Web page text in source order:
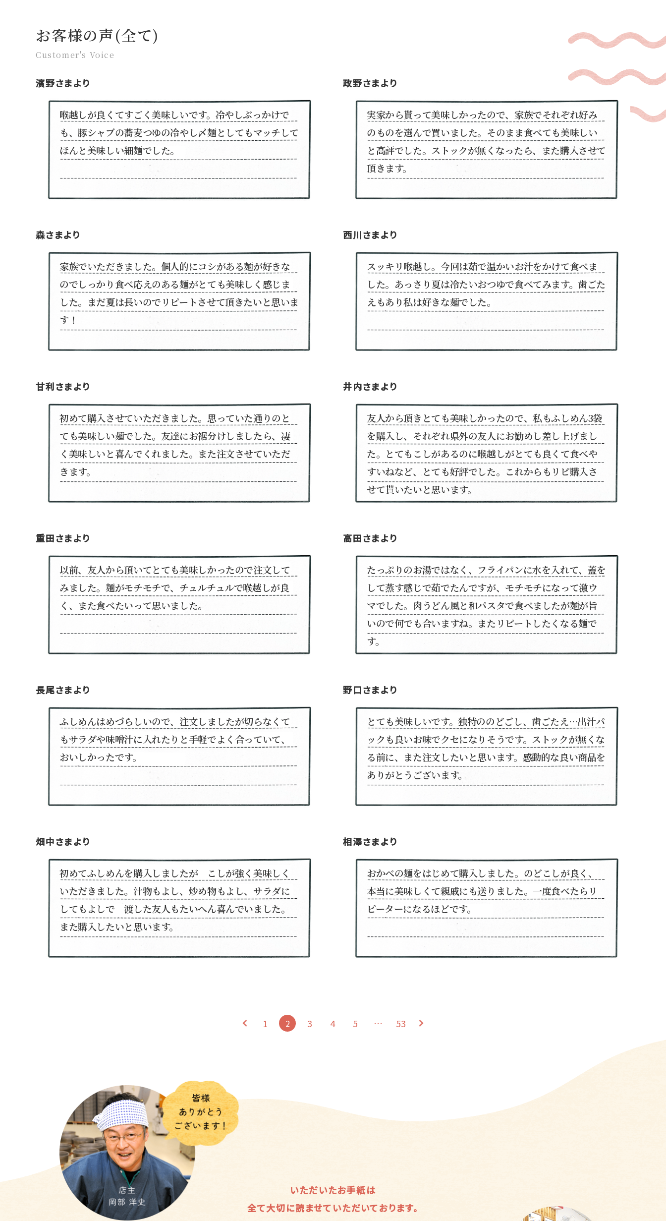
お客様の声(全て)
Customer's Voice
濱野さまより
喉越しが良くてすごく美味しいです。冷やしぶっかけで
も、豚シャブの蕎麦つゆの冷やし〆麺としてもマッチして
ほんと美味しい細麺でした。
政野さまより
実家から貰って美味しかったので、家族でそれぞれ好み
のものを選んで買いました。そのまま食べても美味しい
と高評でした。ストックが無くなったら、また購入させて
頂きます。
森さまより
家族でいただきました。個人的にコシがある麺が好きな
のでしっかり食べ応えのある麺がとても美味しく感じま
した。まだ夏は長いのでリピートさせて頂きたいと思いま
す！
西川さまより
スッキリ喉越し。今回は茹で温かいお汁をかけて食べま
した。あっさり夏は冷たいおつゆで食べてみます。歯ごた
えもあり私は好きな麺でした。
甘利さまより
初めて購入させていただきました。思っていた通りのと
ても美味しい麺でした。友達にお裾分けしましたら、凄
く美味しいと喜んでくれました。また注文させていただ
きます。
井内さまより
友人から頂きとても美味しかったので、私もふしめん3袋
を購入し、それぞれ県外の友人にお勧めし差し上げまし
た。とてもこしがあるのに喉越しがとても良くて食べや
すいねなど、とても好評でした。これからもリピ購入さ
せて貰いたいと思います。
重田さまより
以前、友人から頂いてとても美味しかったので注文して
みました。麺がモチモチで、チュルチュルで喉越しが良
く、また食べたいって思いました。
高田さまより
たっぷりのお湯ではなく、フライパンに水を入れて、蓋を
して蒸す感じで茹でたんですが、モチモチになって激ウ
マでした。肉うどん風と和パスタで食べましたが麺が旨
いので何でも合いますね。またリピートしたくなる麺で
す。
長尾さまより
ふしめんはめづらしいので、注文しましたが切らなくて
もサラダや味噌汁に入れたりと手軽でよく合っていて、
おいしかったです。
野口さまより
とても美味しいです。独特ののどごし、歯ごたえ…出汁パ
ックも良いお味でクセになりそうです。ストックが無くな
る前に、また注文したいと思います。感動的な良い商品を
ありがとうございます。
畑中さまより
初めてふしめんを購入しましたが こしが強く美味しく
いただきました。汁物もよし、炒め物もよし、サラダに
してもよしで 渡した友人もたいへん喜んでいました。
また購入したいと思います。
相澤さまより
おかべの麺をはじめて購入しました。のどこしが良く、
本当に美味しくて親戚にも送りました。一度食べたらリ
ピーターになるほどです。
1 2 3 4 5 … 53
いただいたお手紙は
全て大切に読ませていただいております。